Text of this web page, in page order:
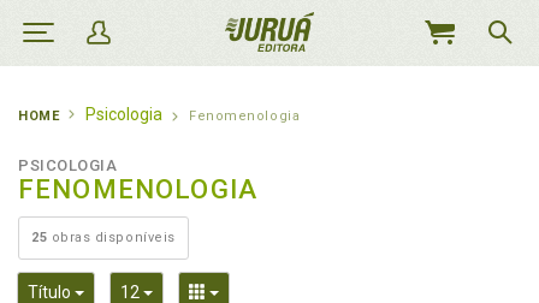
MEU
HOME Psicologia Fenomenologia
PSICOLOGIA
FENOMENOLOGIA
25 obras disponíveis
Título Toggle Dropdown
12 Toggle DropdownToggle Dropdown